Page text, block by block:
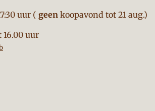
uur ( geen koopavond tot 21 aug.)
16.00 uur